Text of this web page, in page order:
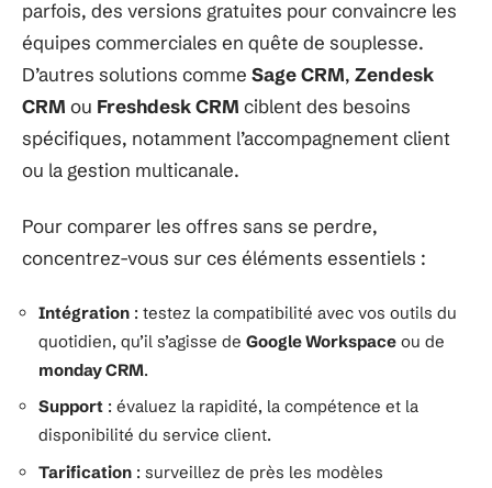
parfois, des versions gratuites pour convaincre les
équipes commerciales en quête de souplesse.
D’autres solutions comme Sage CRM, Zendesk
CRM ou Freshdesk CRM ciblent des besoins
spécifiques, notamment l’accompagnement client
ou la gestion multicanale.
Pour comparer les offres sans se perdre,
concentrez-vous sur ces éléments essentiels :
Intégration : testez la compatibilité avec vos outils du
quotidien, qu’il s’agisse de Google Workspace ou de
monday CRM.
Support : évaluez la rapidité, la compétence et la
disponibilité du service client.
Tarification : surveillez de près les modèles